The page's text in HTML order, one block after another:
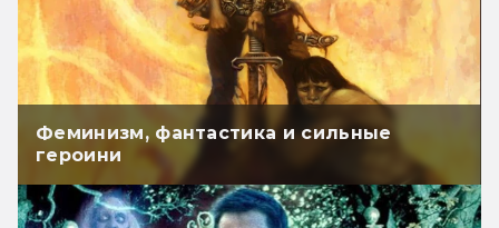
Феминизм, фантастика и сильные
героини